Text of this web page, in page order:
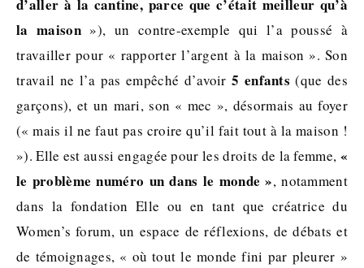
d’aller à la cantine, parce que c’était meilleur qu’à
la maison»), un contre-exemple qui l’a poussé à
travailler pour « rapporter l’argent à la maison ». Son
travail ne l’a pas empêché d’avoir5 enfants(que des
garçons), et un mari, son « mec », désormais au foyer
(« mais il ne faut pas croire qu’il fait tout à la maison !
»). Elle est aussi engagée pour les droits de la femme, «
le problème numéro un dans le monde », notamment
dans la fondation Elle ou en tant que créatrice du
Women’s forum, un espace de réflexions, de débats et
de témoignages, « où tout le monde fini par pleurer »